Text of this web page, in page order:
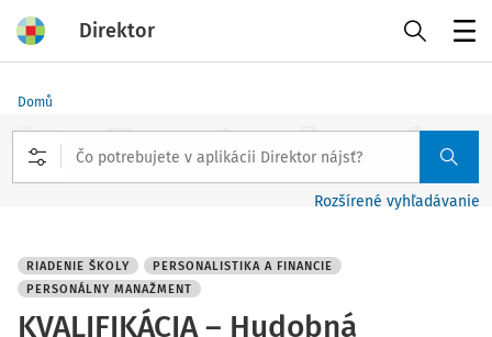
Direktor
Domů
Rozšírené vyhľadávanie
RIADENIE ŠKOLY
PERSONALISTIKA A FINANCIE
PERSONÁLNY MANAŽMENT
KVALIFIKÁCIA – Hudobná